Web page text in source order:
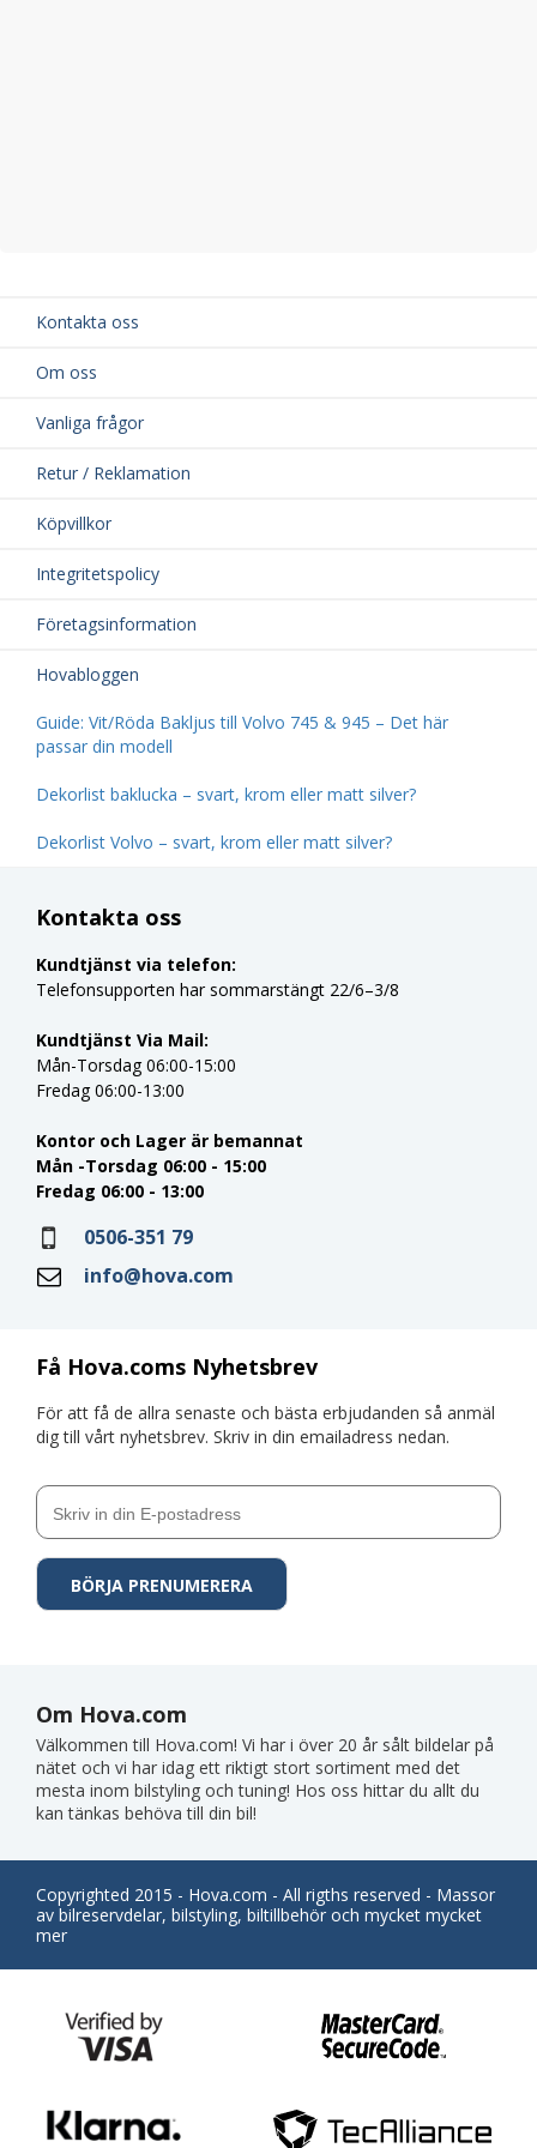
Kontakta oss
Om oss
Vanliga frågor
Retur / Reklamation
Köpvillkor
Integritetspolicy
Företagsinformation
Hovabloggen
Guide: Vit/Röda Bakljus till Volvo 745 & 945 – Det här
passar din modell
Dekorlist baklucka – svart, krom eller matt silver?
Dekorlist Volvo – svart, krom eller matt silver?
Få Hova.coms Nyhetsbrev
För att få de allra senaste och bästa erbjudanden så anmäl
dig till vårt nyhetsbrev. Skriv in din emailadress nedan.
Kontakta oss
Kundtjänst via telefon:
Telefonsupporten har sommarstängt 22/6–3/8
Kundtjänst Via Mail:
Mån-Torsdag 06:00-15:00
Fredag 06:00-13:00
Kontor och Lager är bemannat
Mån -Torsdag 06:00 - 15:00
Fredag 06:00 - 13:00
0506-351 79
info@hova.com
Om Hova.com
Välkommen till Hova.com! Vi har i över 20 år sålt bildelar på
nätet och vi har idag ett riktigt stort sortiment med det
mesta inom bilstyling och tuning! Hos oss hittar du allt du
kan tänkas behöva till din bil!
Copyrighted 2015 - Hova.com - All rigths reserved - Massor
av bilreservdelar, bilstyling, biltillbehör och mycket mycket
mer